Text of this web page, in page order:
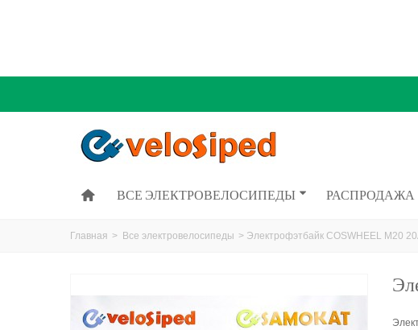
ВСЕ ЭЛЕКТРОВЕЛОСИПЕДЫ РАСПРОДАЖА
Главная > Все электровелосипеды > Электрофэтбайк COSWHEEL M20